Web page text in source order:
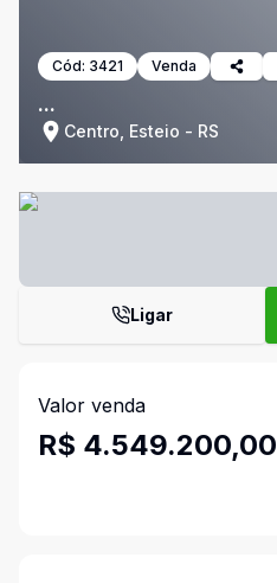
Cód: 3421 Venda
...
Centro, Esteio - RS
Ligar
Valor venda
R$ 4.549.200,00